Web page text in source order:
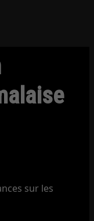
sur les